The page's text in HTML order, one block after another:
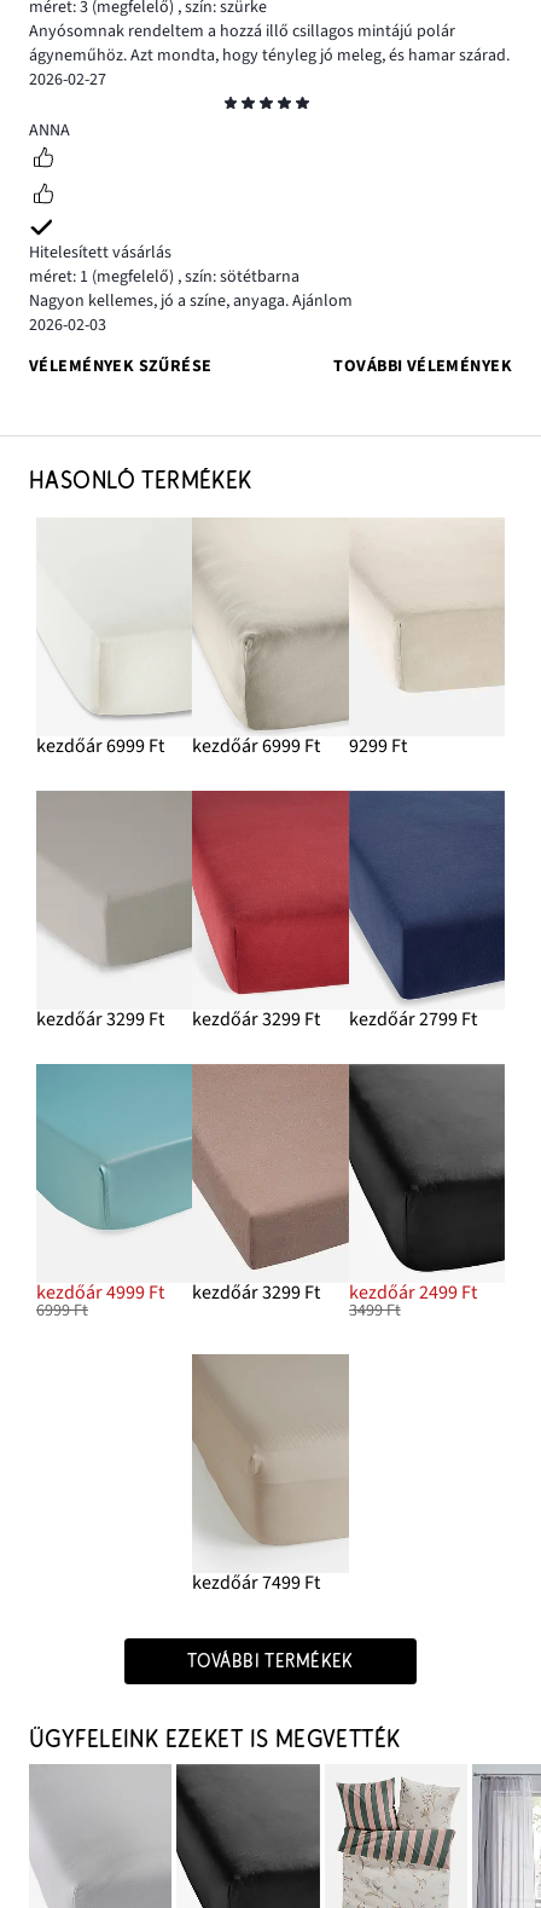
méret: 3 (megfelelő) ,szín: szürke
Anyósomnak rendeltem a hozzá illő csillagos mintájú polár
ágyneműhöz. Azt mondta, hogy tényleg jó meleg, és hamar szárad.
2026-02-27
5
ANNA
Hitelesített vásárlás
méret: 1 (megfelelő) ,szín: sötétbarna
Nagyon kellemes, jó a színe, anyaga. Ajánlom
2026-02-03
VÉLEMÉNYEK SZŰRÉSE
TOVÁBBI VÉLEMÉNYEK
HASONLÓ TERMÉKEK
kezdőár 6999 Ft kezdőár 6999 Ft 9299 Ft
kezdőár 3299 Ft kezdőár 3299 Ft kezdőár 2799 Ft
kezdőár 4999 Ft
6999 Ft
kezdőár 3299 Ft kezdőár 2499 Ft
3499 Ft
kezdőár 7499 Ft
TOVÁBBI TERMÉKEK
ÜGYFELEINK EZEKET IS MEGVETTÉK